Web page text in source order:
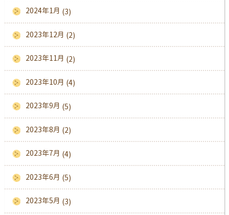
2024年1月 (3)
2023年12月 (2)
2023年11月 (2)
2023年10月 (4)
2023年9月 (5)
2023年8月 (2)
2023年7月 (4)
2023年6月 (5)
2023年5月 (3)